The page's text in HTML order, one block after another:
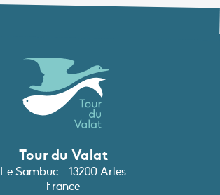
Tour du Valat
Le Sambuc - 13200 Arles
France